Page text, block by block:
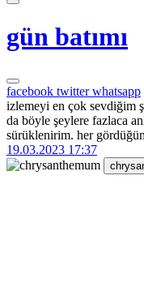
gün batımı
facebook twitterwhatsapp
izlemeyi en çok sevdiğim
da böyle şeylere fazlaca
sürüklenirim. her
19.03.2023 17:37